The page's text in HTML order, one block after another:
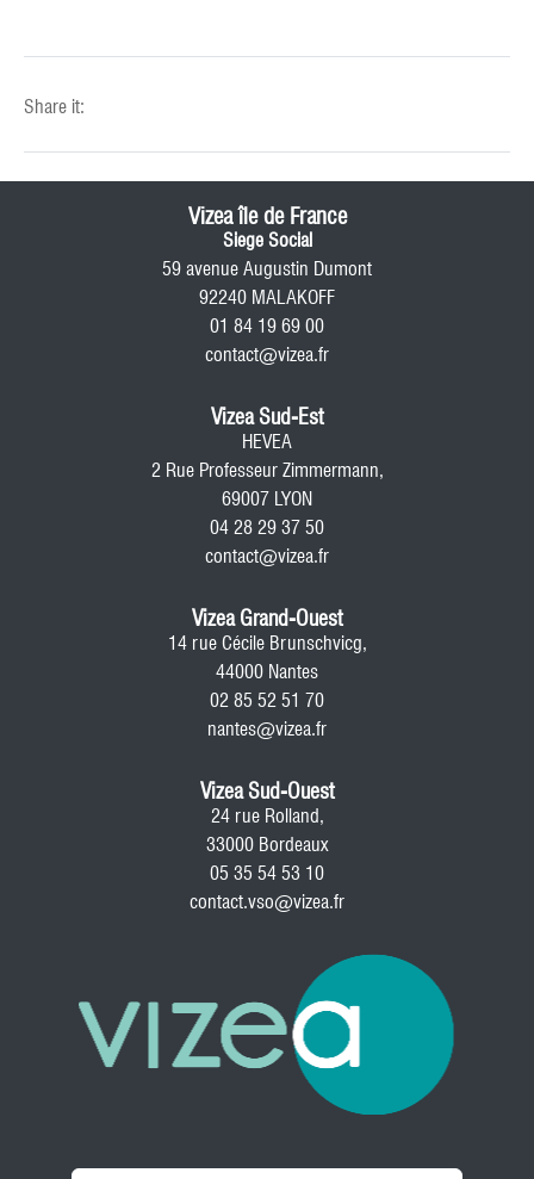
Share it:
Vizea île de France
Siege Social
59 avenue Augustin Dumont
92240 MALAKOFF
01 84 19 69 00
contact@vizea.fr
Vizea Sud-Est
HEVEA
2 Rue Professeur Zimmermann,
69007 LYON
04 28 29 37 50
contact@vizea.fr
Vizea Grand-Ouest
14 rue Cécile Brunschvicg,
44000 Nantes
02 85 52 51 70
nantes@vizea.fr
Vizea Sud-Ouest
24 rue Rolland,
33000 Bordeaux
05 35 54 53 10
contact.vso@vizea.fr